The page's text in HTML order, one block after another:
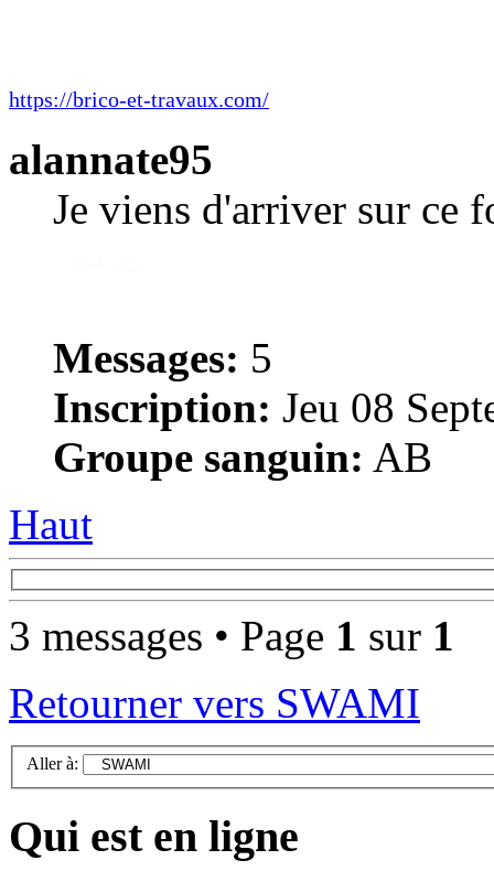
https://brico-et-travaux.com/
alannate95
Je viens d'arriver sur ce
Messages: 5
Inscription: Jeu 08
Groupe sanguin: AB
Haut
3 messages • Page 1 sur 1
Retourner vers SWAMI
Aller à:
Qui est en ligne